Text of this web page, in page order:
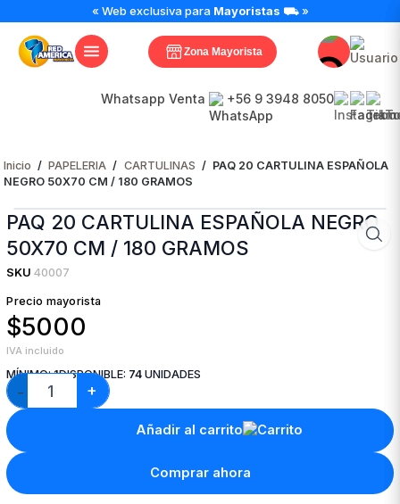
« Web exclusiva para Mayoristas ⛟ »
Zona Mayorista
Whatsapp Venta +56 9 3948 8050
Inicio / PAPELERIA / CARTULINAS / PAQ 20 CARTULINA ESPAÑOLA
NEGRO 50X70 CM / 180 GRAMOS
PAQ 20 CARTULINA ESPAÑOLA NEGRO
50X70 CM / 180 GRAMOS
SKU 40007
Precio mayorista
$5000
IVA incluido
MÍNIMO:1DISPONIBLE: 74 UNIDADES
−
20
CARTULINA
ESPAÑOLA
GRAMOS
cantidad
+
Añadir al carrito
Comprar ahora